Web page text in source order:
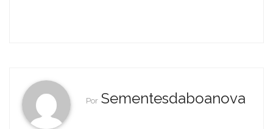
Por Sementesdaboanova